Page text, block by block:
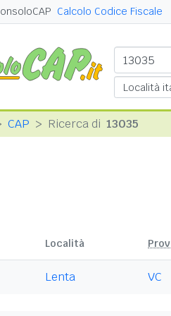
Calcolo Codice Fiscale
CAP Ricerca di 13035
Località Prov
Lenta VC